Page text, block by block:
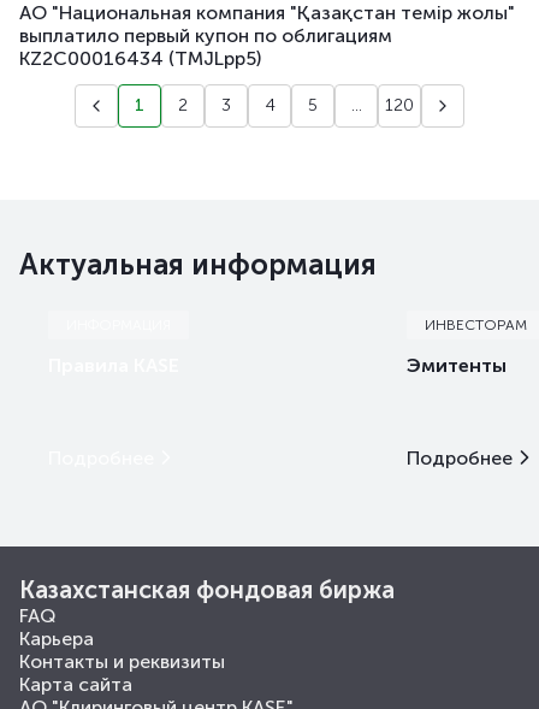
АО "Национальная компания "Қазақстан темір жолы"
выплатило первый купон по облигациям
KZ2C00016434 (TMJLpp5)
1 2 3 4 5 ... 120
Актуальная информация
ИНВЕСТОРАМ
Эмитенты
Подробнее
Казахстанская фондовая биржа
FAQ
Карьера
Контакты и реквизиты
Карта сайта